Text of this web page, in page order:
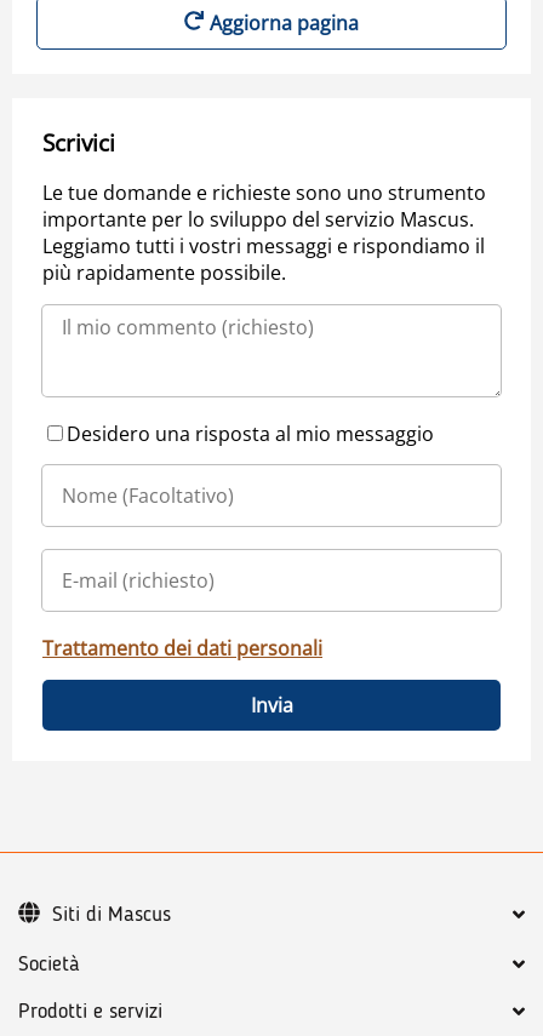
Aggiorna pagina
Scrivici
Le tue domande e richieste sono uno strumento
importante per lo sviluppo del servizio Mascus.
Leggiamo tutti i vostri messaggi e rispondiamo il
più rapidamente possibile.
Desidero una risposta al mio messaggio
Trattamento dei dati personali
Invia
Società
Prodotti e servizi
Siti di Mascus